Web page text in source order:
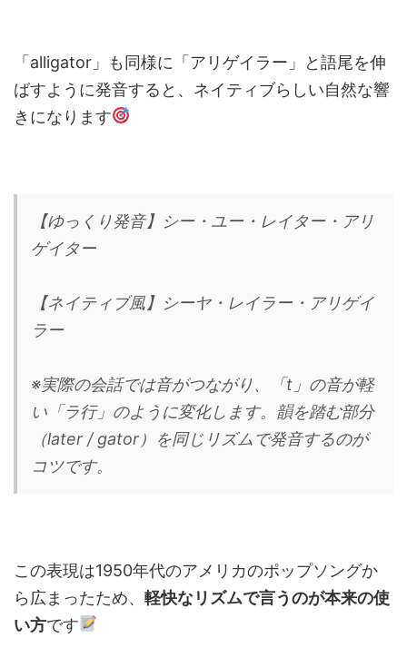
「alligator」も同様に「アリゲイラー」と語尾を伸
ばすように発音すると、ネイティブらしい自然な響
きになります
【ゆっくり発音】シー・ユー・レイター・アリ
ゲイター
【ネイティブ風】シーヤ・レイラー・アリゲイ
ラー
※実際の会話では音がつながり、「t」の音が軽
い「ラ行」のように変化します。韻を踏む部分
（later / gator）を同じリズムで発音するのが
コツです。
この表現は1950年代のアメリカのポップソングか
ら広まったため、 軽快なリズムで言うのが本来の使
い方です